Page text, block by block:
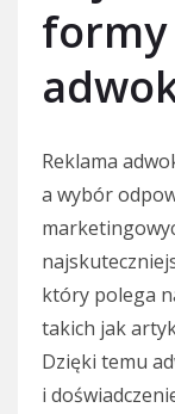
Reklama
a wybór
który polega
takich jak
Dzięki temu
i